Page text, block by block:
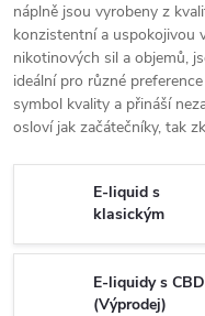
náplně jsou vyrobeny z
konzistentní a uspokojivou
nikotinových sil a objemů,
ideální pro různé
symbol kvality a přináší
osloví jak začátečníky, tak
E-liquid s
klasickým
E-liquidy s CBD
(Výprodej)